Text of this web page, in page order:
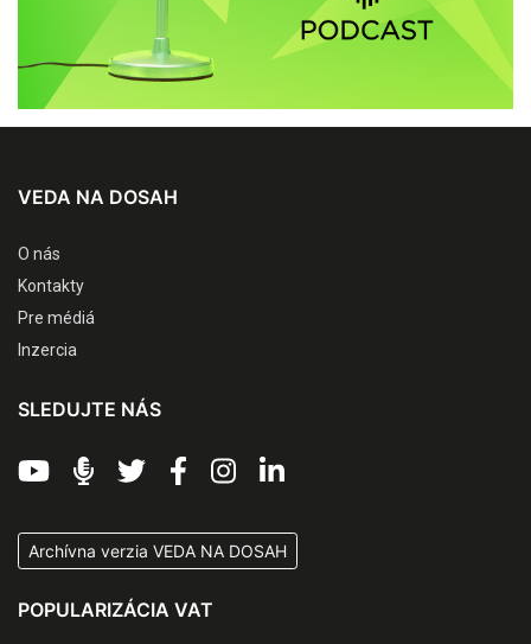
VEDA NA DOSAH
O nás
Kontakty
Pre médiá
Inzercia
SLEDUJTE NÁS
Archívna verzia VEDA NA DOSAH
POPULARIZÁCIA VAT